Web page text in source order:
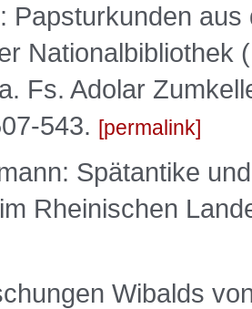
Papsturkunden
Nationalbibliothek
Fs. Adolar
543.
permalink
Spätantike
Rheinischen
Wibalds